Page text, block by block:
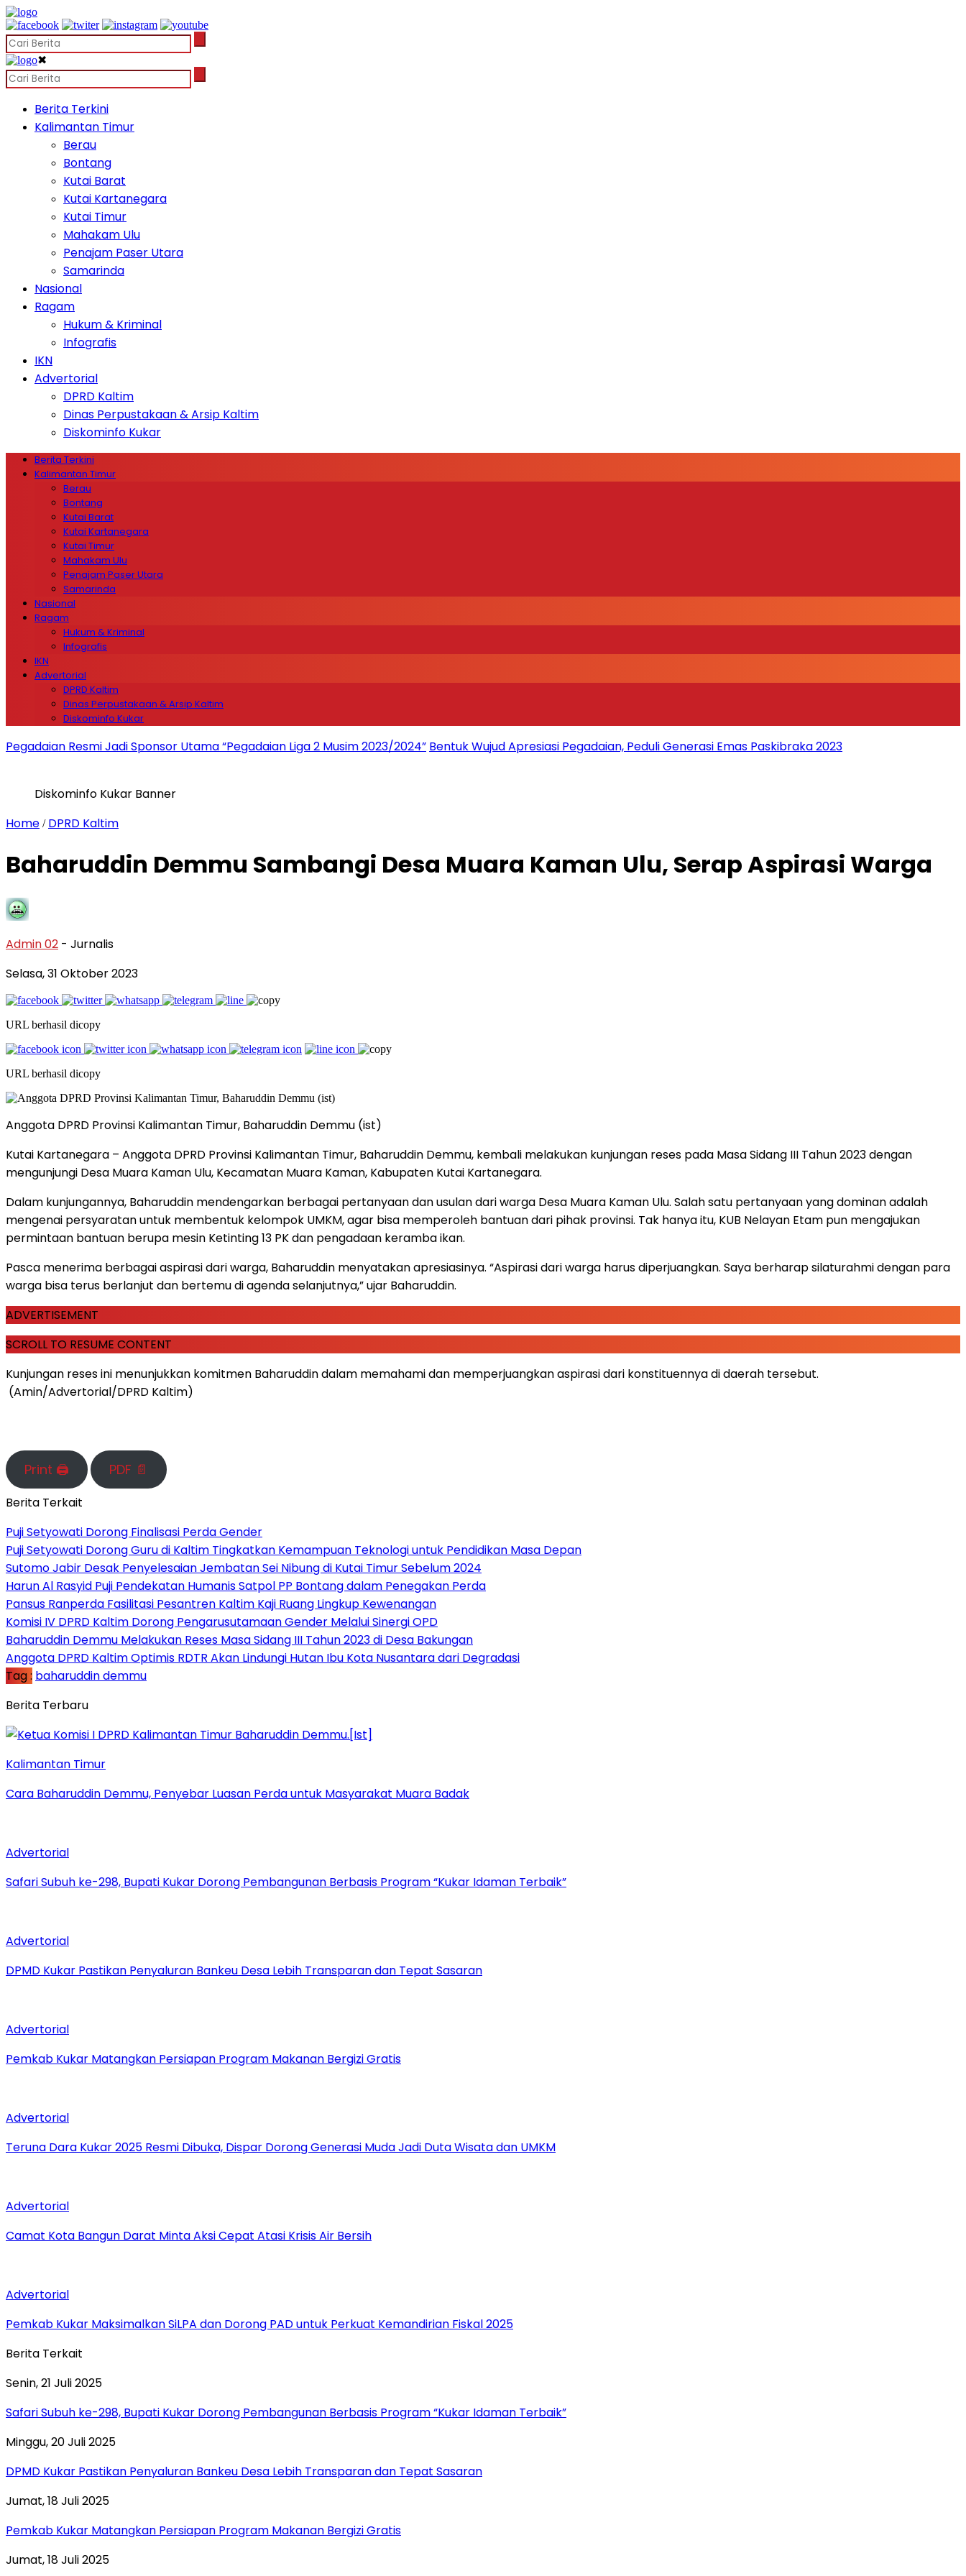
✖
Berita Terkini
Kalimantan Timur
Berau
Bontang
Kutai Barat
Kutai Kartanegara
Kutai Timur
Mahakam Ulu
Penajam Paser Utara
Samarinda
Nasional
Ragam
Hukum & Kriminal
Infografis
IKN
Advertorial
DPRD Kaltim
Dinas Perpustakaan & Arsip Kaltim
Diskominfo Kukar
Berita Terkini
Kalimantan Timur
Berau
Bontang
Kutai Barat
Kutai Kartanegara
Kutai Timur
Mahakam Ulu
Penajam Paser Utara
Samarinda
Nasional
Ragam
Hukum & Kriminal
Infografis
IKN
Advertorial
DPRD Kaltim
Dinas Perpustakaan & Arsip Kaltim
Diskominfo Kukar
Pegadaian Resmi Jadi Sponsor Utama “Pegadaian Liga 2 Musim 2023/2024” Bentuk Wujud Apresiasi Pegadaian, Peduli Generasi Emas Paskibraka 2023
Diskominfo Kukar Banner
Home / DPRD Kaltim
Baharuddin Demmu Sambangi Desa Muara Kaman Ulu, Serap Aspirasi Warga
Admin 02 - Jurnalis
Selasa, 31 Oktober 2023
URL berhasil dicopy
URL berhasil dicopy
Anggota DPRD Provinsi Kalimantan Timur, Baharuddin Demmu (ist)
Kutai Kartanegara – Anggota DPRD Provinsi Kalimantan Timur, Baharuddin Demmu, kembali melakukan kunjungan reses pada Masa Sidang III Tahun 2023 dengan
mengunjungi Desa Muara Kaman Ulu, Kecamatan Muara Kaman, Kabupaten Kutai Kartanegara.
Dalam kunjungannya, Baharuddin mendengarkan berbagai pertanyaan dan usulan dari warga Desa Muara Kaman Ulu. Salah satu pertanyaan yang dominan adalah
mengenai persyaratan untuk membentuk kelompok UMKM, agar bisa memperoleh bantuan dari pihak provinsi. Tak hanya itu, KUB Nelayan Etam pun mengajukan
permintaan bantuan berupa mesin Ketinting 13 PK dan pengadaan keramba ikan.
Pasca menerima berbagai aspirasi dari warga, Baharuddin menyatakan apresiasinya. “Aspirasi dari warga harus diperjuangkan. Saya berharap silaturahmi dengan para
warga bisa terus berlanjut dan bertemu di agenda selanjutnya,” ujar Baharuddin.
ADVERTISEMENT
SCROLL TO RESUME CONTENT
Kunjungan reses ini menunjukkan komitmen Baharuddin dalam memahami dan memperjuangkan aspirasi dari konstituennya di daerah tersebut.
(Amin/Advertorial/DPRD Kaltim)
Print 🖨 PDF 📄
Berita Terkait
Puji Setyowati Dorong Finalisasi Perda Gender
Puji Setyowati Dorong Guru di Kaltim Tingkatkan Kemampuan Teknologi untuk Pendidikan Masa Depan
Sutomo Jabir Desak Penyelesaian Jembatan Sei Nibung di Kutai Timur Sebelum 2024
Harun Al Rasyid Puji Pendekatan Humanis Satpol PP Bontang dalam Penegakan Perda
Pansus Ranperda Fasilitasi Pesantren Kaltim Kaji Ruang Lingkup Kewenangan
Komisi IV DPRD Kaltim Dorong Pengarusutamaan Gender Melalui Sinergi OPD
Baharuddin Demmu Melakukan Reses Masa Sidang III Tahun 2023 di Desa Bakungan
Anggota DPRD Kaltim Optimis RDTR Akan Lindungi Hutan Ibu Kota Nusantara dari Degradasi
Tag : baharuddin demmu
Berita Terbaru
Kalimantan Timur
Cara Baharuddin Demmu, Penyebar Luasan Perda untuk Masyarakat Muara Badak
Advertorial
Safari Subuh ke-298, Bupati Kukar Dorong Pembangunan Berbasis Program “Kukar Idaman Terbaik”
Advertorial
DPMD Kukar Pastikan Penyaluran Bankeu Desa Lebih Transparan dan Tepat Sasaran
Advertorial
Pemkab Kukar Matangkan Persiapan Program Makanan Bergizi Gratis
Advertorial
Teruna Dara Kukar 2025 Resmi Dibuka, Dispar Dorong Generasi Muda Jadi Duta Wisata dan UMKM
Advertorial
Camat Kota Bangun Darat Minta Aksi Cepat Atasi Krisis Air Bersih
Advertorial
Pemkab Kukar Maksimalkan SiLPA dan Dorong PAD untuk Perkuat Kemandirian Fiskal 2025
Berita Terkait
Senin, 21 Juli 2025
Safari Subuh ke-298, Bupati Kukar Dorong Pembangunan Berbasis Program “Kukar Idaman Terbaik”
Minggu, 20 Juli 2025
DPMD Kukar Pastikan Penyaluran Bankeu Desa Lebih Transparan dan Tepat Sasaran
Jumat, 18 Juli 2025
Pemkab Kukar Matangkan Persiapan Program Makanan Bergizi Gratis
Jumat, 18 Juli 2025